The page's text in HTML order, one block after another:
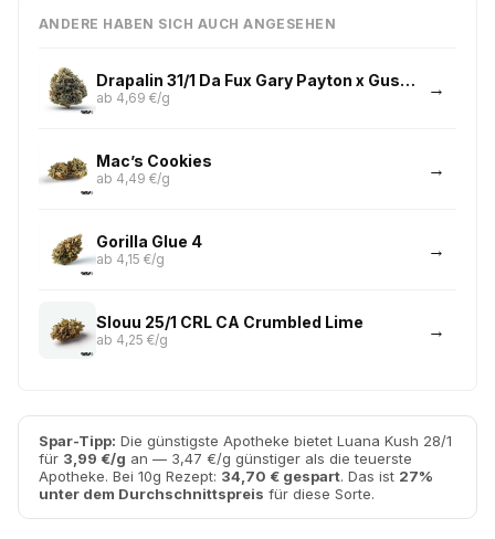
ANDERE HABEN SICH AUCH ANGESEHEN
Drapalin 31/1 Da Fux Gary Payton x Gushers
ab 4,69 €/g
Mac’s Cookies
ab 4,49 €/g
Gorilla Glue 4
ab 4,15 €/g
Slouu 25/1 CRL CA Crumbled Lime
ab 4,25 €/g
Spar-Tipp: Die günstigste Apotheke bietet Luana Kush 28/1
für 3,99 €/g an — 3,47 €/g günstiger als die teuerste
Apotheke. Bei 10g Rezept: 34,70 € gespart. Das ist 27%
unter dem Durchschnittspreis für diese Sorte.